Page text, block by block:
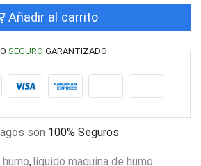
Añadir al carrito
SEGURO GARANTIZADO
son 100% Seguros
,liquido maquina de humo